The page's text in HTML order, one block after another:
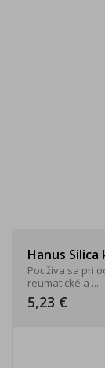
Hanus
Používa sa pri
reumatické a ...
5,23 €